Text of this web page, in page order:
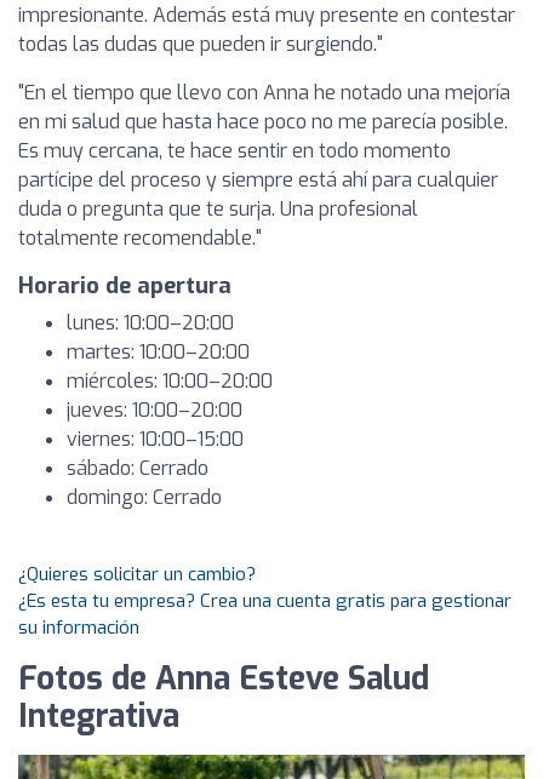
impresionante. Además está muy presente en contestar
todas las dudas que pueden ir surgiendo."
"En el tiempo que llevo con Anna he notado una mejoría
en mi salud que hasta hace poco no me parecía posible.
Es muy cercana, te hace sentir en todo momento
partícipe del proceso y siempre está ahí para cualquier
duda o pregunta que te surja. Una profesional
totalmente recomendable."
Horario de apertura
lunes: 10:00–20:00
martes: 10:00–20:00
miércoles: 10:00–20:00
jueves: 10:00–20:00
viernes: 10:00–15:00
sábado: Cerrado
domingo: Cerrado
¿Quieres solicitar un cambio?
¿Es esta tu empresa? Crea una cuenta gratis para gestionar
su información
Fotos de Anna Esteve Salud
Integrativa